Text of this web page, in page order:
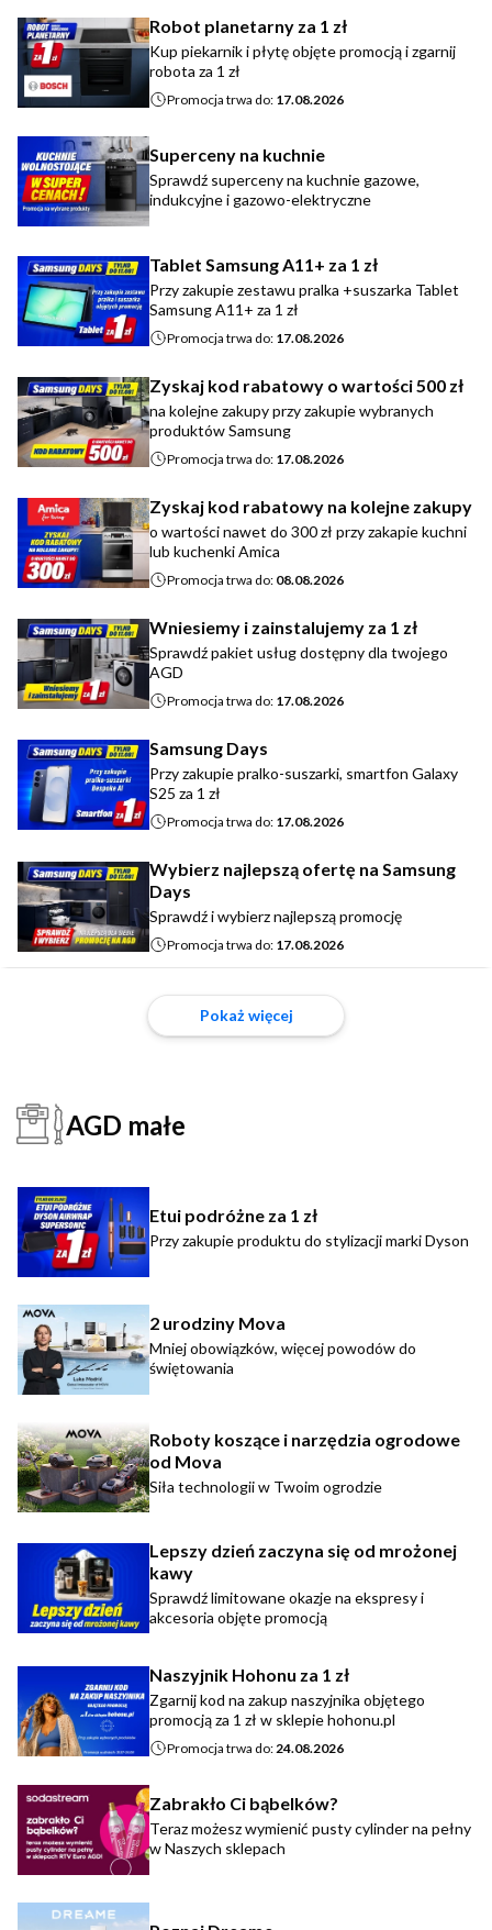
Robot planetarny za 1 zł
Kup piekarnik i płytę objęte promocją i zgarnij
robota za 1 zł
Promocja trwa do: 17.08.2026
Superceny na kuchnie
Sprawdź superceny na kuchnie gazowe,
indukcyjne i gazowo-elektryczne
Tablet Samsung A11+ za 1 zł
Przy zakupie zestawu pralka +suszarka Tablet
Samsung A11+ za 1 zł
Promocja trwa do: 17.08.2026
Zyskaj kod rabatowy o wartości 500 zł
na kolejne zakupy przy zakupie wybranych
produktów Samsung
Promocja trwa do: 17.08.2026
Zyskaj kod rabatowy na kolejne zakupy
o wartości nawet do 300 zł przy zakapie kuchni
lub kuchenki Amica
Promocja trwa do: 08.08.2026
Wniesiemy i zainstalujemy za 1 zł
Sprawdź pakiet usług dostępny dla twojego
AGD
Promocja trwa do: 17.08.2026
Samsung Days
Przy zakupie pralko-suszarki, smartfon Galaxy
S25 za 1 zł
Promocja trwa do: 17.08.2026
Wybierz najlepszą ofertę na Samsung
Days
Sprawdź i wybierz najlepszą promocję
Promocja trwa do: 17.08.2026
Pokaż więcej
AGD małe
Etui podróżne za 1 zł
Przy zakupie produktu do stylizacji marki Dyson
2 urodziny Mova
Mniej obowiązków, więcej powodów do
świętowania
Roboty koszące i narzędzia ogrodowe
od Mova
Siła technologii w Twoim ogrodzie
Lepszy dzień zaczyna się od mrożonej
kawy
Sprawdź limitowane okazje na ekspresy i
akcesoria objęte promocją
Naszyjnik Hohonu za 1 zł
Zgarnij kod na zakup naszyjnika objętego
promocją za 1 zł w sklepie hohonu.pl
Promocja trwa do:24.08.2026
Zabrakło Ci bąbelków?
Teraz możesz wymienić pusty cylinder na pełny
w Naszych sklepach